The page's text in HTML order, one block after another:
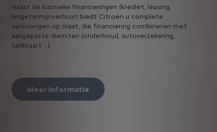
Naast de klassieke financieringen (krediet, leasing,
langetermijnverhuur) biedt Citroën u complete
oplossingen op maat, die financiering combineren met
aangepaste diensten (onderhoud, autoverzekering,
tankkaart ...).
Meer informatie